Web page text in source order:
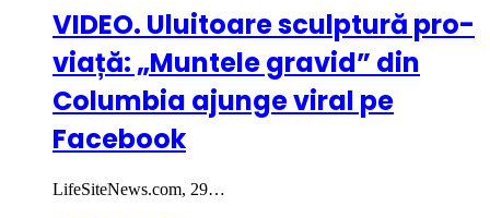
VIDEO. Uluitoare sculptură pro-
viață: „Muntele gravid” din
Columbia ajunge viral pe
Facebook
LifeSiteNews.com, 29…